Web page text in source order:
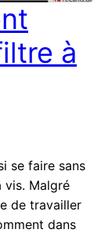
à
se faire sans
Malgré
de travailler
dans